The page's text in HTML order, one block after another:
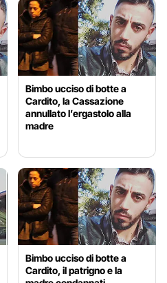
Bimbo ucciso di botte a
Cardito, la Cassazione
annullato l’ergastolo alla
madre
Bimbo ucciso di botte a
Cardito, il patrigno e la